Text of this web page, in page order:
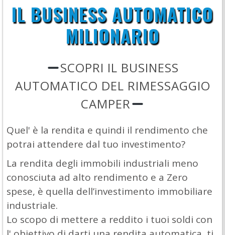
IL BUSINESS AUTOMATICO
MILIONARIO
SCOPRI IL BUSINESS
AUTOMATICO DEL RIMESSAGGIO
CAMPER
Quel' è la rendita e quindi il rendimento che
potrai attendere dal tuo investimento?
La rendita degli immobili industriali meno
conosciuta ad alto rendimento e a Zero
spese, è quella dell’investimento immobiliare
industriale.
Lo scopo di mettere a reddito i tuoi soldi con